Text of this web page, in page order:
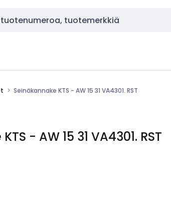
Seinäkannake KTS - AW 15 31 VA4301. RST
- AW 15 31 VA4301. RST